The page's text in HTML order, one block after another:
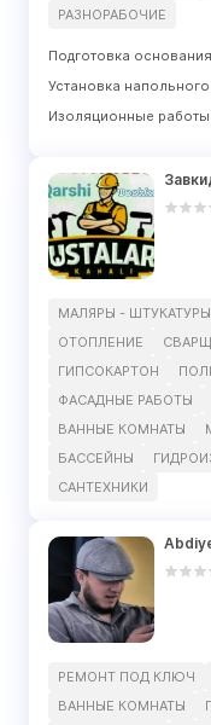
РАЗНОРАБОЧИЕ
Подготовка основания
МАЛЯРЫ - ШТУКАТУРЫ
ОТОПЛЕНИЕ
ГИПСОКАРТОН
ФАСАДНЫЕ РАБОТЫ
ВАННЫЕ КОМНАТЫ
БАССЕЙНЫ
САНТЕХНИКИ
РЕМОНТ ПОД КЛЮЧ
ВАННЫЕ КОМНАТЫ